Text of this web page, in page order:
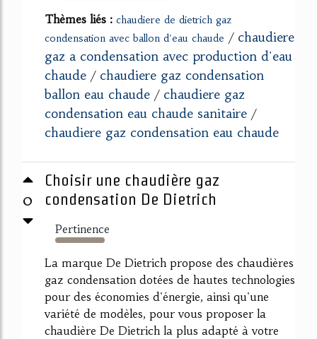
Thèmes liés : chaudiere de dietrich gaz
condensation avec ballon d'eau chaude / chaudiere
gaz a condensation avec production d'eau
chaude / chaudiere gaz condensation
ballon eau chaude / chaudiere gaz
condensation eau chaude sanitaire /
chaudiere gaz condensation eau chaude
0
Choisir une chaudière gaz
condensation De Dietrich
Pertinence
310%
La marque De Dietrich propose des chaudières
gaz condensation dotées de hautes technologies
pour des économies d'énergie, ainsi qu'une
variété de modèles, pour vous proposer la
chaudière De Dietrich la plus adapté à votre